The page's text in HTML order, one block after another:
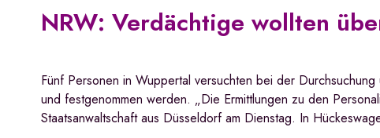
NRW: Verdächtige wollten
Fünf Personen in Wuppertal versuchten bei der
und festgenommen werden. „Die Ermittlungen zu den
Staatsanwaltschaft aus Düsseldorf am Dienstag. In